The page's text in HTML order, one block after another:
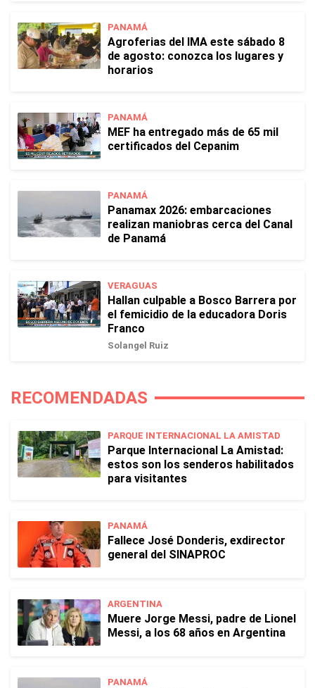
PANAMÁ
Agroferias del IMA este sábado 8
de agosto: conozca los lugares y
horarios
PANAMÁ
MEF ha entregado más de 65 mil
certificados del Cepanim
PANAMÁ
Panamax 2026: embarcaciones
realizan maniobras cerca del Canal
de Panamá
VERAGUAS
Hallan culpable a Bosco Barrera por
el femicidio de la educadora Doris
Franco
Solangel Ruiz
RECOMENDADAS
PARQUE INTERNACIONAL LA AMISTAD
Parque Internacional La Amistad:
estos son los senderos habilitados
para visitantes
PANAMÁ
Fallece José Donderis, exdirector
general del SINAPROC
ARGENTINA
Muere Jorge Messi, padre de Lionel
Messi, a los 68 años en Argentina
PANAMÁ